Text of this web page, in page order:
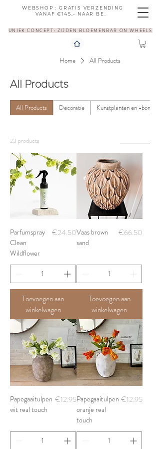
WEBSHOP : GRATIS VERZENDING
VANAF €145,- NAAR BE.
UNIEK CONCEPT: ZIJDEN BLOEMENBAR ON WHEELS
Home All Products
All Products
All Products Decoratie Kunstplanten en -bomen
23 products
Parfumspray
Clean
Wildflower
Price
€24.50
Toevoegen aan
winkelwagen
Vaas brown
sand
Price
€66.50
Toevoegen aan
winkelwagen
Papegaaitulpen
wit real touch
Price
€12.95Papegaaitulpen
oranje real
touch
Price
€12.95